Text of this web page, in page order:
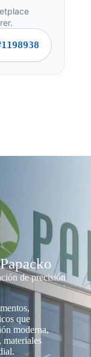
de precisión
que
moderna,